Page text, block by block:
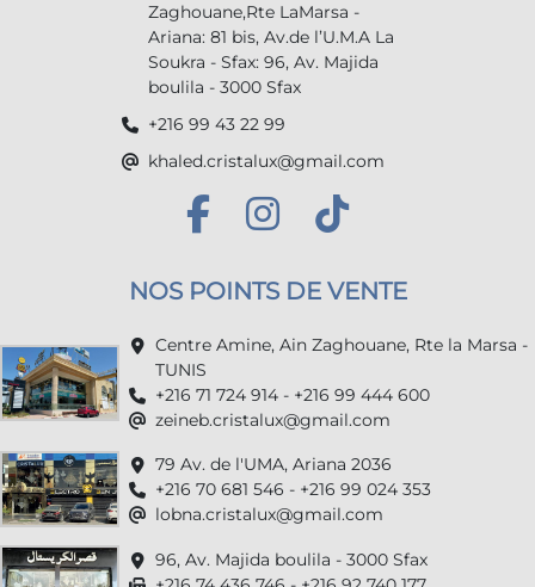
Zaghouane,Rte LaMarsa -
Ariana: 81 bis, Av.de l’U.M.A La
Soukra - Sfax: 96, Av. Majida
boulila - 3000 Sfax
+216 99 43 22 99
khaled.cristalux@gmail.com
NOS POINTS DE VENTE
Centre Amine, Ain Zaghouane, Rte la Marsa -
TUNIS
+216 71 724 914 - +216 99 444 600
zeineb.cristalux@gmail.com
79 Av. de l'UMA, Ariana 2036
+216 70 681 546 - +216 99 024 353
lobna.cristalux@gmail.com
96, Av. Majida boulila - 3000 Sfax